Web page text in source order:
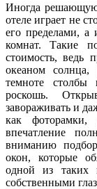
Иногда
отеле играет не
его пределами, а
комнат. Такие
стоимость, ведь
океаном
темноте столбы
роскошь.
завораживать и
как фоторамки,
впечатление
вниманию
окон, которые
одной из таких
собственными